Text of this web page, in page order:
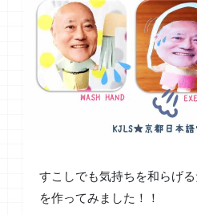
すこしでも気持ちを和らげ
を作ってみました！！